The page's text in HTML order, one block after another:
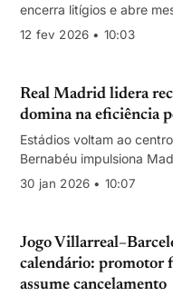
encerra litígios e abre
audiovisuais — valores
12 fev 2026 • 10:03
Real Madrid lidera
domina na eficiência
Estádios voltam ao
Bernabéu impulsiona
Paris Saint‑Germain
30 jan 2026 • 10:07
Jogo
calendário: promotor
assume cancelamento